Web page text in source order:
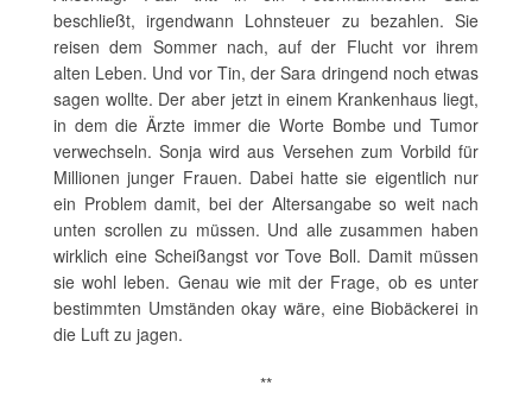
beschließt, irgendwann Lohnsteuer zu bezahlen. Sie
reisen dem Sommer nach, auf der Flucht vor ihrem
alten Leben. Und vor Tin, der Sara dringend noch etwas
sagen wollte. Der aber jetzt in einem Krankenhaus liegt,
in dem die Ärzte immer die Worte Bombe und Tumor
verwechseln. Sonja wird aus Versehen zum Vorbild für
Millionen junger Frauen. Dabei hatte sie eigentlich nur
ein Problem damit, bei der Altersangabe so weit nach
unten scrollen zu müssen. Und alle zusammen haben
wirklich eine Scheißangst vor Tove Boll. Damit müssen
sie wohl leben. Genau wie mit der Frage, ob es unter
bestimmten Umständen okay wäre, eine Biobäckerei in
die Luft zu jagen.
**